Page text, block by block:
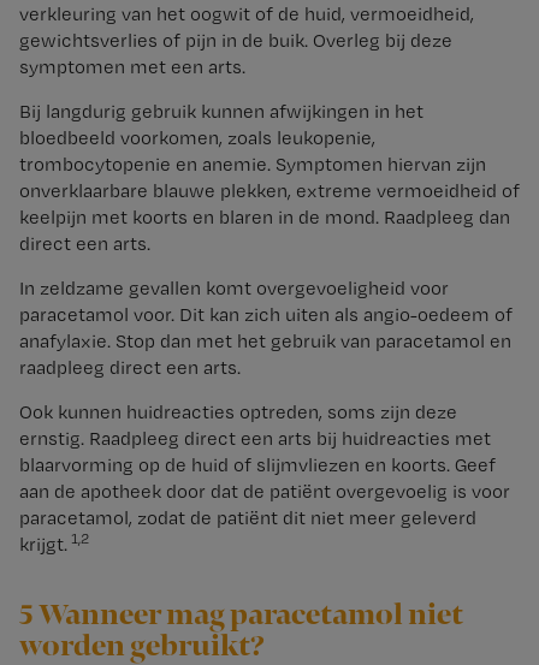
verkleuring van het oogwit of de huid, vermoeidheid,
gewichtsverlies of pijn in de buik. Overleg bij deze
symptomen met een arts.
Bij langdurig gebruik kunnen afwijkingen in het
bloedbeeld voorkomen, zoals leukopenie,
trombocytopenie en anemie. Symptomen hiervan zijn
onverklaarbare blauwe plekken, extreme vermoeidheid of
keelpijn met koorts en blaren in de mond. Raadpleeg dan
direct een arts.
In zeldzame gevallen komt overgevoeligheid voor
paracetamol voor. Dit kan zich uiten als angio-oedeem of
anafylaxie. Stop dan met het gebruik van paracetamol en
raadpleeg direct een arts.
Ook kunnen huidreacties optreden, soms zijn deze
ernstig. Raadpleeg direct een arts bij huidreacties met
blaarvorming op de huid of slijmvliezen en koorts. Geef
aan de apotheek door dat de patiënt overgevoelig is voor
paracetamol, zodat de patiënt dit niet meer geleverd
krijgt. 1,2
5 Wanneer mag paracetamol niet
worden gebruikt?